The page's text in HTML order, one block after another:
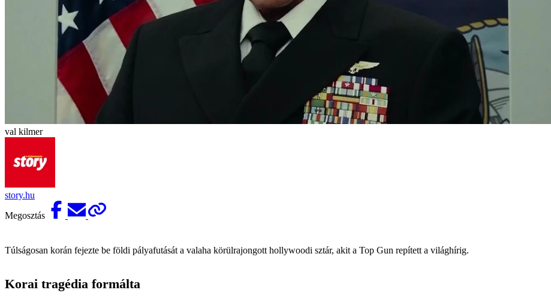
val kilmer
story.hu
Megosztás
Túlságosan korán fejezte be földi pályafutását a valaha körülrajongott hollywoodi sztár, akit a Top Gun repített a világhírig.
Korai tragédia formálta